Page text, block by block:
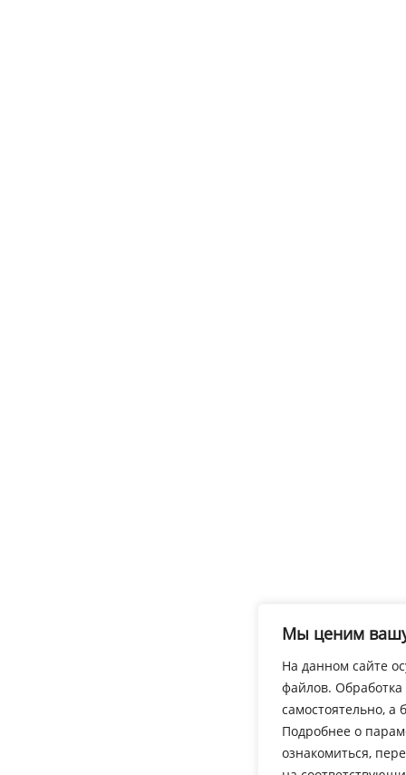
Мы ценим
На данном сайте
файлов. Обработка
самостоятельно, а
Подробнее о
ознакомиться,